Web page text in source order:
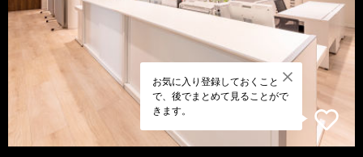
お気に入り登録しておくこと
で、後でまとめて見ることがで
きます。